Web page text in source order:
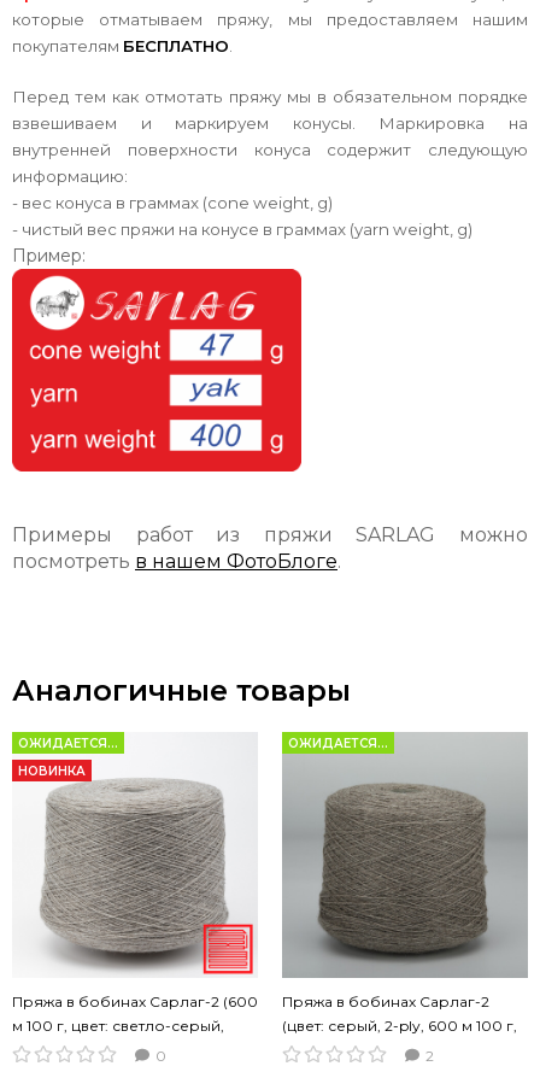
которые отматываем пряжу, мы предоставляем нашим
покупателям БЕСПЛАТНО
Перед тем как отмотать пряжу мы в обязательном порядке
взвешиваем и маркируем конусы. Маркировка на
внутренней поверхности конуса содержит следующую
информацию:
- вес конуса в граммах (cone weight, g)
- чистый вес пряжи на конусе в граммах (yarn weight, g)
Пример:
Примеры работ из пряжи SARLAG можно
посмотреть в нашем ФотоБлоге.
Аналогичные товары
ОЖИДАЕТСЯ...
НОВИНКА
Пряжа в бобинах Сарлаг-2 (600
м 100 г, цвет: светло-серый,
пряжа Nm 12/2)
0
ОЖИДАЕТСЯ...
Пряжа в бобинах Сарлаг-2
(цвет: серый, 2-ply, 600 м 100 г,
Nm 12/2)
2